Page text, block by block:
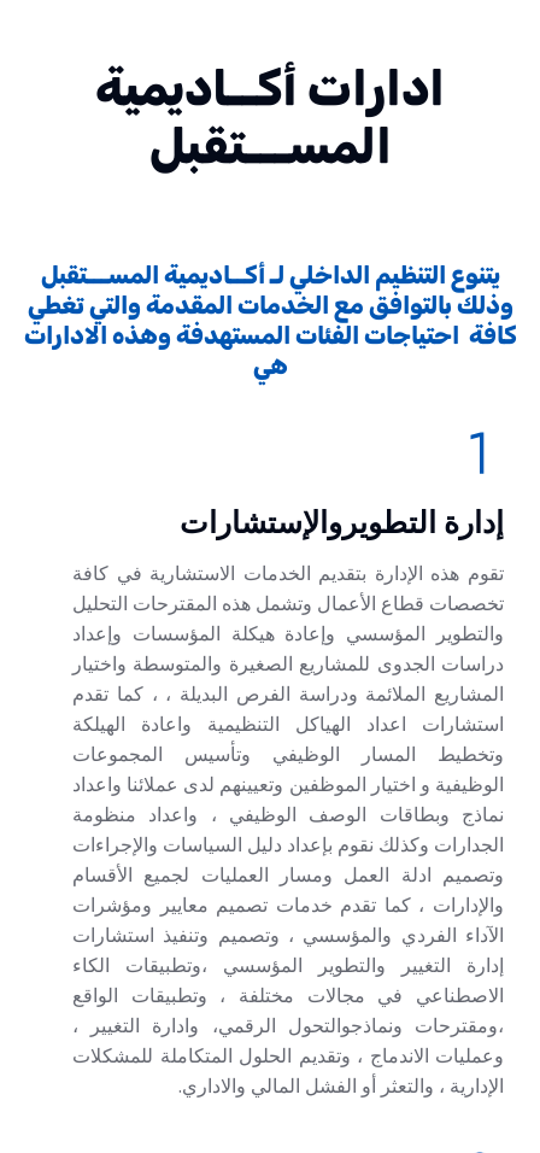
ادارات أكــاديمية
المســـتقبل
يتنوع التنظيم الداخلي لـ أكــاديمية المســـتقبل
وذلك بالتوافق مع الخدمات المقدمة والتي تغطي
كافة احتياجات الفئات المستهدفة وهذه الادارات
هي
إدارة التطويروالإستشارات
تقوم هذه الإدارة بتقديم الخدمات الاستشارية في كافة
تخصصات قطاع الأعمال وتشمل هذه المقترحات التحليل
والتطوير المؤسسي وإعادة هيكلة المؤسسات وإعداد
دراسات الجدوى للمشاريع الصغيرة والمتوسطة واختيار
المشاريع الملائمة ودراسة الفرص البديلة ، ، كما تقدم
استشارات اعداد الهياكل التنظيمية واعادة الهيلكة
وتخطيط المسار الوظيفي وتأسيس المجموعات
الوظيفية و اختيار الموظفين وتعيينهم لدى عملائنا واعداد
نماذج وبطاقات الوصف الوظيفي ، واعداد منظومة
الجدارات وكذلك نقوم بإعداد دليل السياسات والإجراءات
وتصميم ادلة العمل ومسار العمليات لجميع الأقسام
والإدارات ، كما تقدم خدمات تصميم معايير ومؤشرات
الآداء الفردي والمؤسسي ، وتصميم وتنفيذ استشارات
إدارة التغيير والتطوير المؤسسي ،وتطبيقات الكاء
الاصطناعي في مجالات مختلفة ، وتطبيقات الواقع
،ومقترحات ونماذجوالتحول الرقمي، وادارة التغيير ،
وعمليات الاندماج ، وتقديم الحلول المتكاملة للمشكلات
الإدارية ، والتعثر أو الفشل المالي والاداري.